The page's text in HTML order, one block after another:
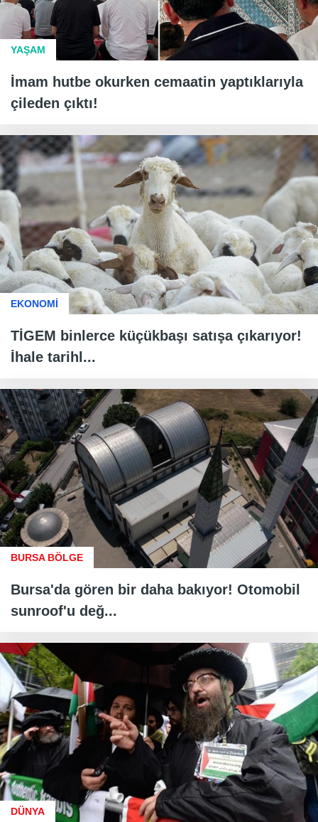
YAŞAM
İmam hutbe okurken cemaatin yaptıklarıyla
çileden çıktı!
EKONOMİ
TİGEM binlerce küçükbaşı satışa çıkarıyor!
İhale tarihl...
BURSA BÖLGE
Bursa'da gören bir daha bakıyor! Otomobil
sunroof'u değ...
DÜNYA